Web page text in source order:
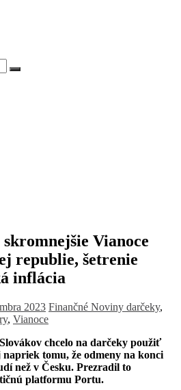
Vianoce
republie, šetrenie
inflácia
2023 Finančné Noviny darčeky,
, Vianoce
chcelo na darčeky použiť
napriek tomu, že odmeny na konci
než v Česku. Prezradil to
platformu Portu.